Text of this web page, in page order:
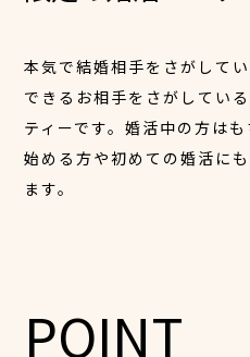
本気で結婚相手をさがして
できるお相手をさがしてい
ティーです。婚活中の方は
始める方や初めての婚活に
ます。
POINT